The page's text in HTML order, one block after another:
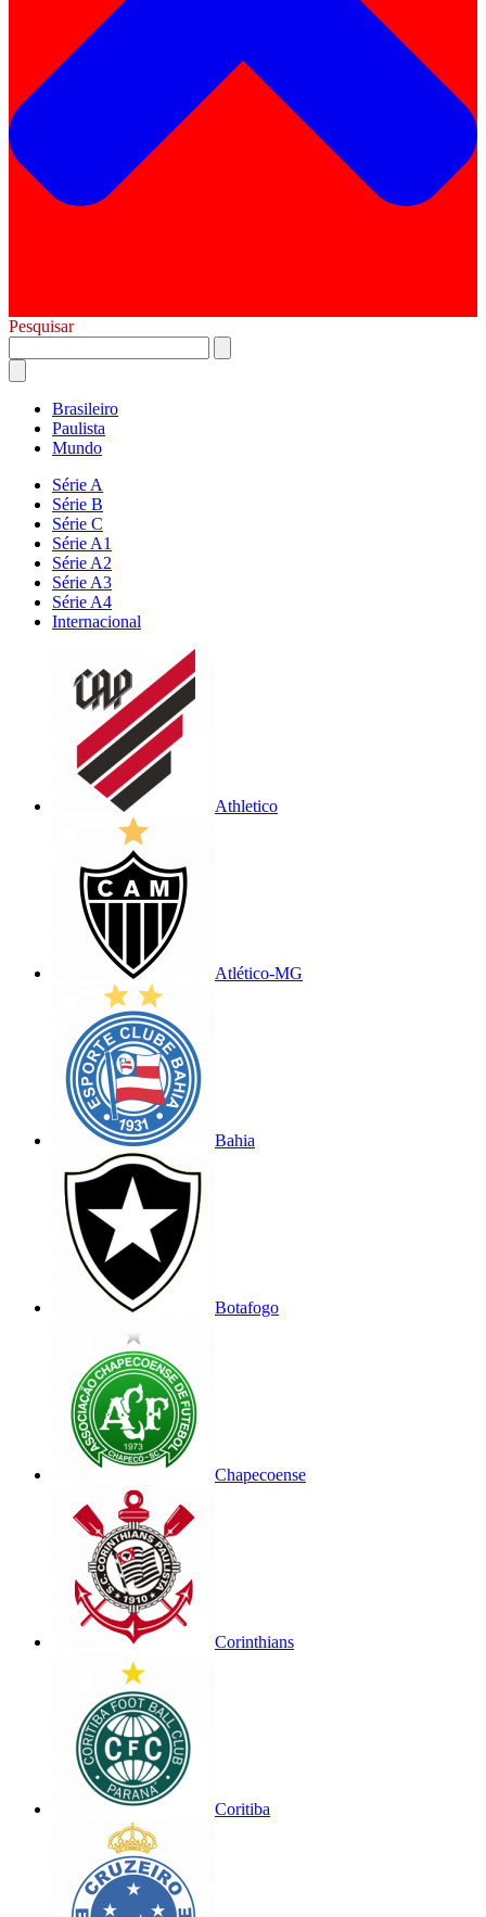
Pesquisar
Brasileiro
Paulista
Mundo
Série A
Série B
Série C
Série A1
Série A2
Série A3
Série A4
Internacional
Athletico
Atlético-MG
Bahia
Botafogo
Chapecoense
Corinthians
Coritiba